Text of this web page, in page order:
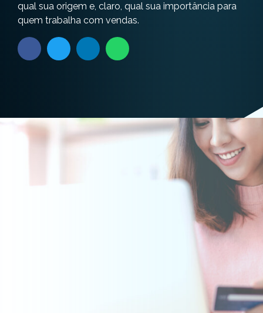
qual sua origem e, claro, qual sua importância para
quem trabalha com vendas.